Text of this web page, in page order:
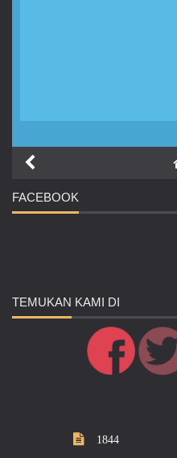
FACEBOOK
TEMUKAN KAMI DI
1844